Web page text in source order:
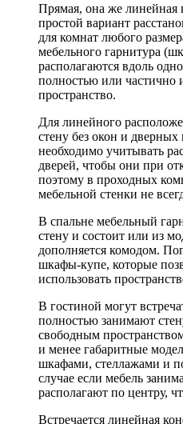
Прямая, она же
простой вариант
для комнат любого
мебельного гарнитура
располагаются вдоль
полностью или частично
пространство.
Для линейного
стену без окон и
необходимо учитывать
дверей, чтобы они при
поэтому в проходных
мебельной стенки не
В спальне мебельный
стену и состоит или из
дополняется комодом.
шкафы-купе, которые
использовать
В гостиной могут
полностью занимают
свободным
и менее габаритные
шкафами, стеллажами и
случае если мебель
располагают по центру,
Встречается линейная